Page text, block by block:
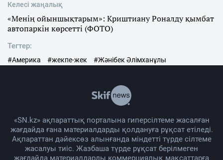
Келесі жаңалық
«Менің ойыншықтарым»: Криштиану Роналду қымбат
автопаркін көрсетті (ФОТО)
Тегтер:
#Америка #жекпе-жек #Жәнібек Әлімханұлы
«SN.kz» ақпараттық порталына гиперсілтеме жасалған
жағдайда ғана материалдарды қолдануға рұқсат етіледі.
Ақпараттан дәйексөз алынғанда міндетті түрде сілтеме
жасалуы тиіс. Жазбаша түрде рұқсат берілмеген
жағдайда материалдарды коммерциялық мақсаттарға